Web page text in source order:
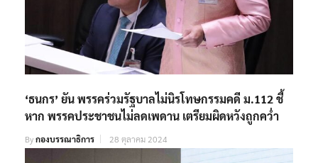
‘ธนกร’ ยัน พรรคร่วมรัฐบาลไม่นิรโทษกรรมคดี ม.112 ชี้
หาก พรรคประชาชนไม่ลดเพดาน เตรียมผิดหวังถูกคว่ำ
Byกองบรรณาธิการ 28 ตุลาคม 2024